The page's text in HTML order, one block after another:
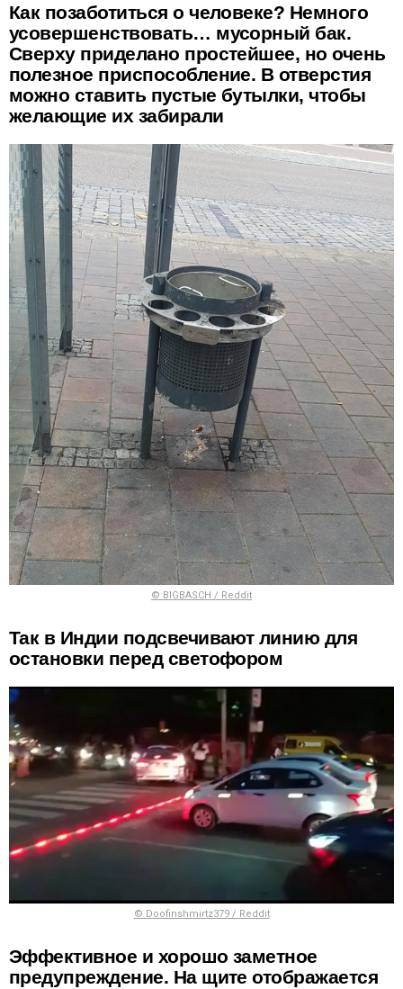
Как позаботиться о человеке? Немного
усовершенствовать… мусорный бак.
Сверху приделано простейшее, но очень
полезное приспособление. В отверстия
можно ставить пустые бутылки, чтобы
желающие их забирали
© BIGBASCH / Reddit
Так в Индии подсвечивают линию для
остановки перед светофором
© Doofinshmirtz379 / Reddit
Эффективное и хорошо заметное
предупреждение. На щите отображается